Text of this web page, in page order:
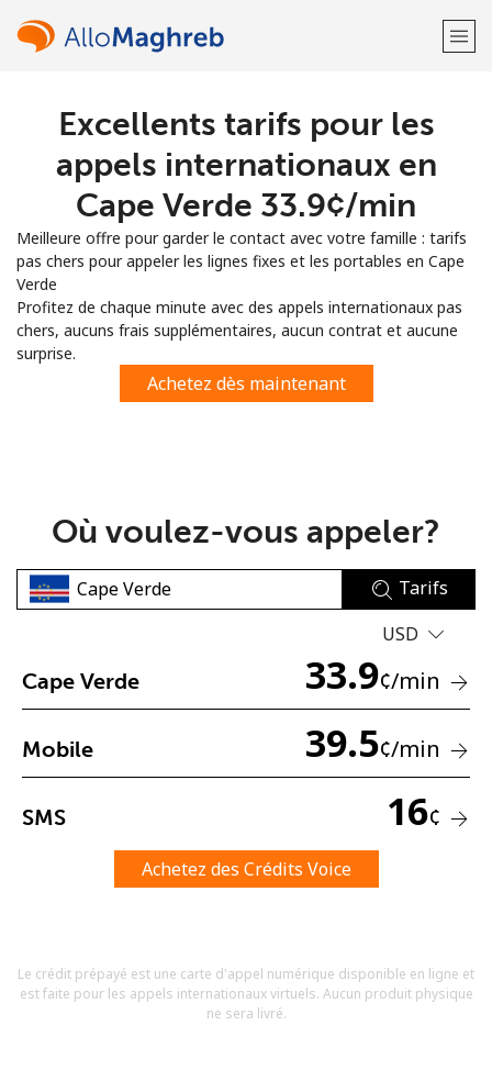
Bienvenue!
Vous avez déjà un compte?
S'enregistrer avec
ou
Aucun mot de passe créé
Un numéro
En créant un compte sur ce site, j'accepte les présentes
Conditions générales.
Excellents tarifs pour les
appels internationaux en
Cape Verde ⁦33.9¢⁩/min
Meilleure offre pour garder le contact avec votre famille : tarifs
pas chers pour appeler les lignes fixes et les portables en Cape
Verde
Profitez de chaque minute avec des appels internationaux pas
chers, aucuns frais supplémentaires, aucun contrat et aucune
surprise.
Achetez dès maintenant
Où voulez-vous appeler?
Tarifs
USD
Cape Verde 33.9¢/min
Mobile 39.5¢/min
SMS 16¢
Achetez des Crédits Voice
Le crédit prépayé est une carte d'appel numérique disponible en ligne et
est faite pour les appels internationaux virtuels. Aucun produit physique
ne sera livré.